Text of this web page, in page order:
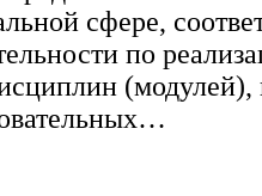
сфере,
по
(модулей),